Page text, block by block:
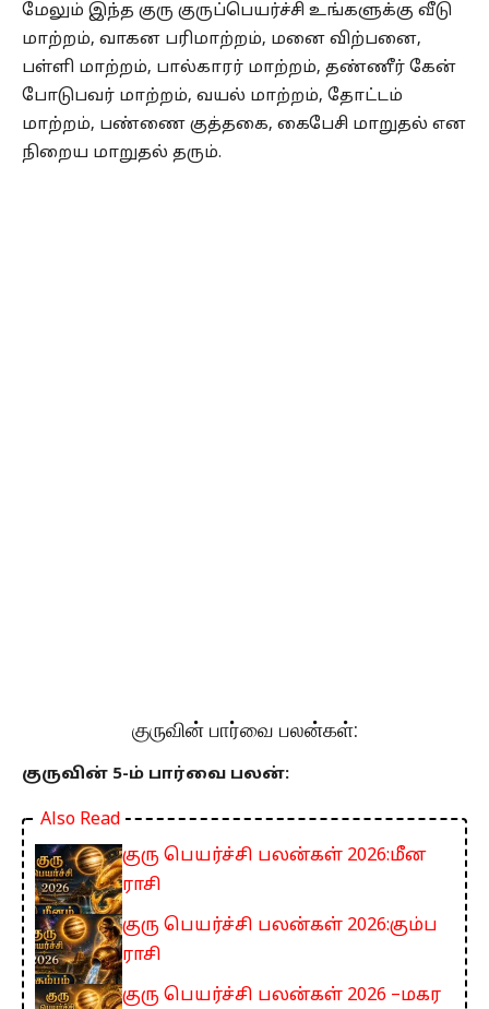
மேலும் இந்த குரு குருப்பெயர்ச்சி உங்களுக்கு வீடு
மாற்றம், வாகன பரிமாற்றம், மனை விற்பனை,
பள்ளி மாற்றம், பால்காரர் மாற்றம், தண்ணீர் கேன்
போடுபவர் மாற்றம், வயல் மாற்றம், தோட்டம்
மாற்றம், பண்ணை குத்தகை, கைபேசி மாறுதல் என
நிறைய மாறுதல் தரும்.
குருவின் பார்வை பலன்கள்:
குருவின் 5-ம் பார்வை பலன்:
Also Read
குரு பெயர்ச்சி பலன்கள் 2026:மீன
ராசி
குரு பெயர்ச்சி பலன்கள் 2026:கும்ப
ராசி
குரு பெயர்ச்சி பலன்கள் 2026 –மகர